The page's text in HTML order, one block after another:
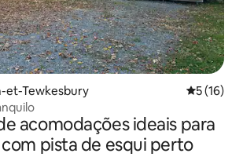
et-Tewkesbury 5 de uma
5 (16)
acomodações ideais para
pista de esqui perto